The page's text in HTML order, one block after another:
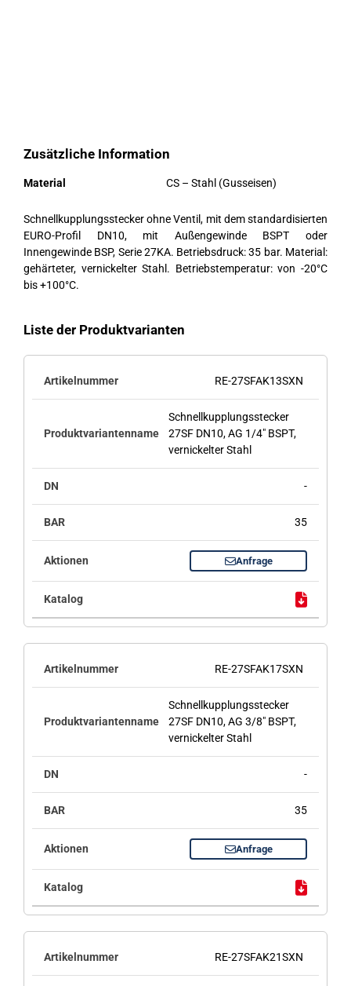
Zusätzliche Information
Material CS – Stahl (Gusseisen)
Schnellkupplungsstecker ohne Ventil, mit dem standardisierten
EURO-Profil DN10, mit Außengewinde BSPT oder
Innengewinde BSP, Serie 27KA. Betriebsdruck: 35 bar. Material:
gehärteter, vernickelter Stahl. Betriebstemperatur: von -20°C
bis +100°C.
Liste der Produktvarianten
RE-27SFAK13SXN
Schnellkupplungsstecker
27SF DN10, AG 1/4" BSPT,
vernickelter Stahl
-
35
Anfrage
RE-27SFAK17SXN
Schnellkupplungsstecker
27SF DN10, AG 3/8" BSPT,
vernickelter Stahl
-
35
Anfrage
RE-27SFAK21SXN